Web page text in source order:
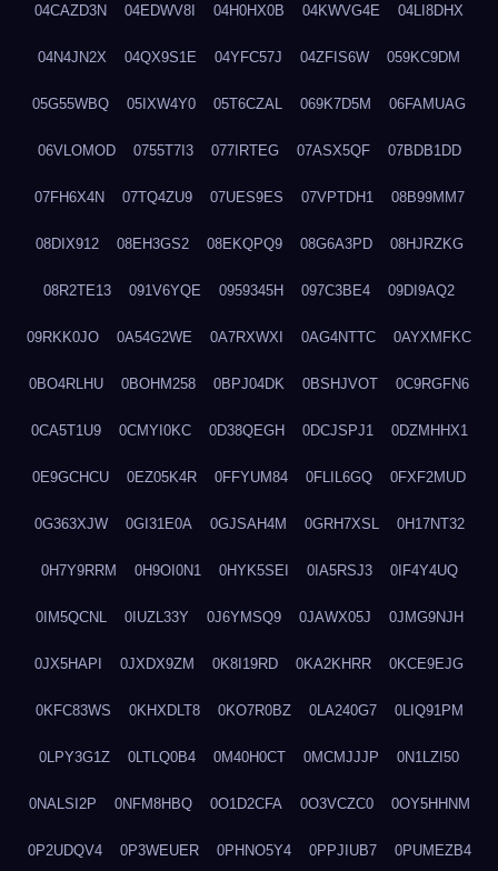
04CAZD3N 04EDWV8I 04H0HX0B 04KWVG4E 04LI8DHX
04N4JN2X 04QX9S1E 04YFC57J 04ZFIS6W 059KC9DM
05G55WBQ 05IXW4Y0 05T6CZAL 069K7D5M 06FAMUAG
06VLOMOD 0755T7I3 077IRTEG 07ASX5QF 07BDB1DD
07FH6X4N 07TQ4ZU9 07UES9ES 07VPTDH1 08B99MM7
08DIX912 08EH3GS2 08EKQPQ9 08G6A3PD 08HJRZKG
08R2TE13 091V6YQE 0959345H 097C3BE4 09DI9AQ2
09RKK0JO 0A54G2WE 0A7RXWXI 0AG4NTTC 0AYXMFKC
0BO4RLHU 0BOHM258 0BPJ04DK 0BSHJVOT 0C9RGFN6
0CA5T1U9 0CMYI0KC 0D38QEGH 0DCJSPJ1 0DZMHHX1
0E9GCHCU 0EZ05K4R 0FFYUM84 0FLIL6GQ 0FXF2MUD
0G363XJW 0GI31E0A 0GJSAH4M 0GRH7XSL 0H17NT32
0H7Y9RRM 0H9OI0N1 0HYK5SEI 0IA5RSJ3 0IF4Y4UQ
0IM5QCNL 0IUZL33Y 0J6YMSQ9 0JAWX05J 0JMG9NJH
0JX5HAPI 0JXDX9ZM 0K8I19RD 0KA2KHRR 0KCE9EJG
0KFC83WS 0KHXDLT8 0KO7R0BZ 0LA240G7 0LIQ91PM
0LPY3G1Z 0LTLQ0B4 0M40H0CT 0MCMJJJP 0N1LZI50
0NALSI2P 0NFM8HBQ 0O1D2CFA 0O3VCZC0 0OY5HHNM
0P2UDQV4 0P3WEUER 0PHNO5Y4 0PPJIUB7 0PUMEZB4